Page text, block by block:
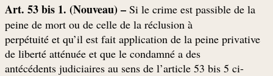
Art. 53 bis 1. (Nouveau) – Si le crime est passible de la
peine de mort ou de celle de la réclusion à
perpétuité et qu’il est fait application de la peine privative
de liberté atténuée et que le condamné a des
antécédents judiciaires au sens de l’article 53 bis 5 ci-